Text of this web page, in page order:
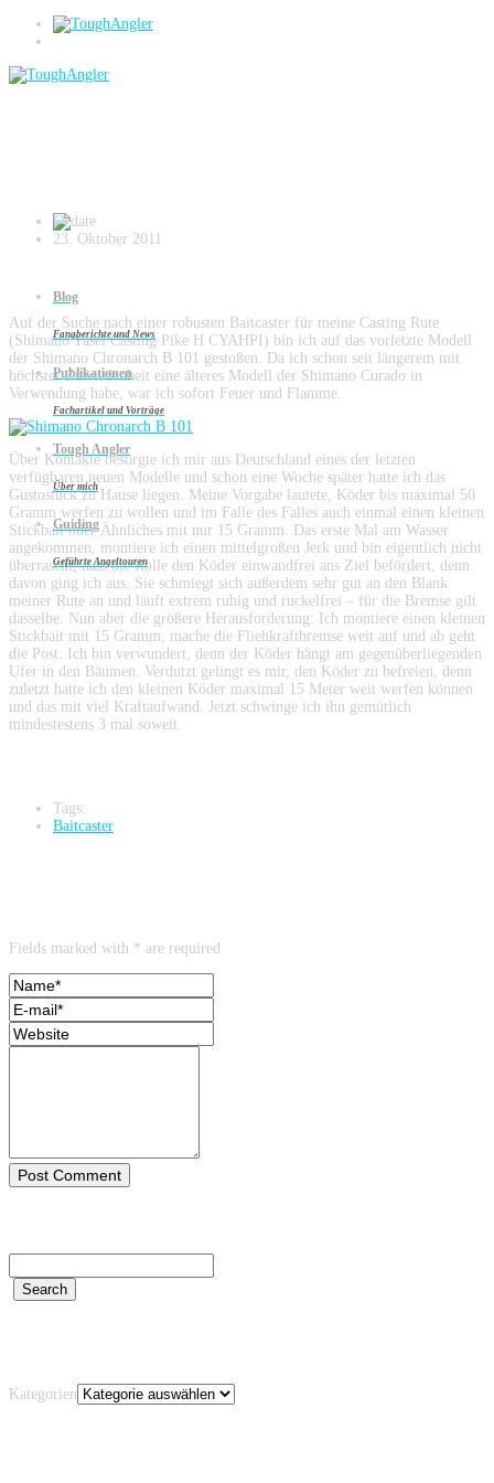
Blog
Fangberichte und News
Publikationen
Fachartikel und Vorträge
Tough Angler
Über mich
Guiding
Geführte Angeltouren
23. Oktober 2011
Auf der Suche nach einer robusten Baitcaster für meine Casting Rute
(Shimano Yasei Casting Pike H CYAHPI) bin ich auf das vorletzte Modell
der Shimano Chronarch B 101 gestoßen. Da ich schon seit längerem mit
höchster Zufriedenheit eine älteres Modell der Shimano Curado in
Verwendung habe, war ich sofort Feuer und Flamme.
Über Kontakte besorgte ich mir aus Deutschland eines der letzten
verfügbaren neuen Modelle und schon eine Woche später hatte ich das
Gustostück zu Hause liegen. Meine Vorgabe lautete, Köder bis maximal 50
Gramm werfen zu wollen und im Falle des Falles auch einmal einen kleinen
Stickbait oder Ähnliches mit nur 15 Gramm. Das erste Mal am Wasser
angekommen, montiere ich einen mittelgroßen Jerk und bin eigentlich nicht
überrascht, dass die Rolle den Köder einwandfrei ans Ziel befördert, denn
davon ging ich aus. Sie schmiegt sich außerdem sehr gut an den Blank
meiner Rute an und läuft extrem ruhig und ruckelfrei – für die Bremse gilt
dasselbe. Nun aber die größere Herausforderung: Ich montiere einen kleinen
Stickbait mit 15 Gramm, mache die Fliehkraftbremse weit auf und ab geht
die Post. Ich bin verwundert, denn der Köder hängt am gegenüberliegenden
Ufer in den Bäumen. Verdutzt gelingt es mir, den Köder zu befreien, denn
zuletzt hatte ich den kleinen Köder maximal 15 Meter weit werfen können
und das mit viel Kraftaufwand. Jetzt schwinge ich ihn gemütlich
mindestestens 3 mal soweit.
Tags:
Baitcaster
Fields marked with * are required
Kategorien